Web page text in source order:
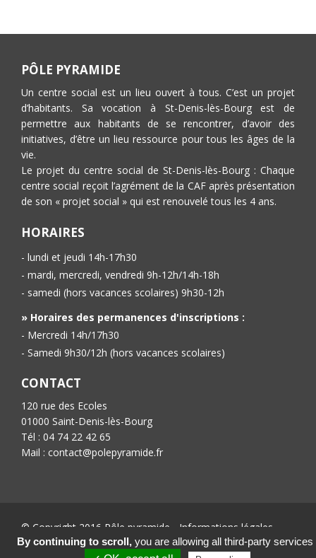
PÔLE PYRAMIDE
Un centre social est un lieu ouvert à tous. C’est un projet
d’habitants. Sa vocation à St-Denis-lès-Bourg est de
permettre aux habitants de se rencontrer, d’avoir des
initiatives, d’être un lieu ressource pour tous les âges de la
vie.
Le projet du centre social de St-Denis-lès-Bourg : Chaque
centre social reçoit l’agrément de la CAF après présentation
de son « projet social » qui est renouvelé tous les 4 ans.
HORAIRES
- lundi et jeudi 14h-17h30
- mardi, mercredi, vendredi 9h-12h/14h-18h
- samedi (hors vacances scolaires) 9h30-12h
» Horaires des permanences d'inscriptions :
- Mercredi 14h/17h30
- Samedi 9h30/12h (hors vacances scolaires)
CONTACT
120 rue des Ecoles
01000 Saint-Denis-lès-Bourg
Tél : 04 74 22 42 65
Mail : contact@polepyramide.fr
© Copyright 2016 Pôle pyramide - Informations légales
Conception :Ab’6net
By continuing to scroll, you are allowing all third-party services